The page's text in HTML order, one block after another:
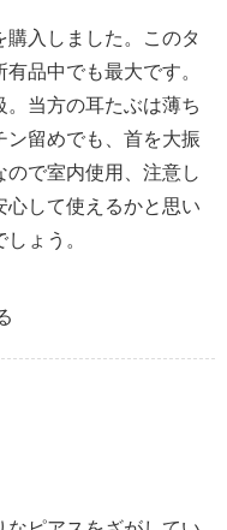
入しました。このタ
品中でも最大です。
当方の耳たぶは薄ち
ン留めでも、首を大振
ので室内使用、注意し
心して使えるかと思い
ょう。